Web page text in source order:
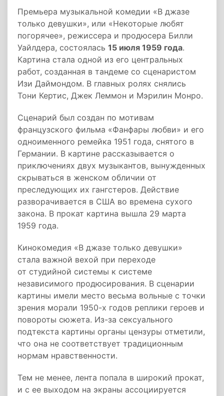
Премьера музыкальной комедии «В джазе
только девушки», или «Некоторые любят
погорячее», режиссера и продюсера Билли
Уайлдера, состоялась 15 июля 1959 года.
Картина стала одной из его центральных
работ, созданная в тандеме со сценаристом
Изи Даймондом. В главных ролях снялись
Тони Кертис, Джек Леммон и Мэрилин Монро.
Сценарий был создан по мотивам
французского фильма «Фанфары любви» и его
одноименного ремейка 1951 года, снятого в
Германии. В картине рассказывается о
приключениях двух музыкантов, вынужденных
скрываться в женском обличии от
преследующих их гангстеров. Действие
разворачивается в США во времена сухого
закона. В прокат картина вышла 29 марта
1959 года.
Кинокомедия «В джазе только девушки»
стала важной вехой при переходе
от студийной системы к системе
независимого продюсирования. В сценарии
картины имели место весьма вольные с точки
зрения морали 1950-х годов реплики героев и
повороты сюжета. Из-за сексуального
подтекста картины органы цензуры отметили,
что она не соответствует традиционным
нормам нравственности.
Тем не менее, лента попала в широкий прокат,
и с ее выходом на экраны ассоциируется